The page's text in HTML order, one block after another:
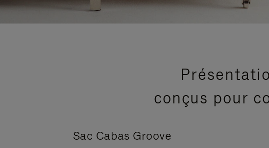
conçus pour
Sac Cabas Groove